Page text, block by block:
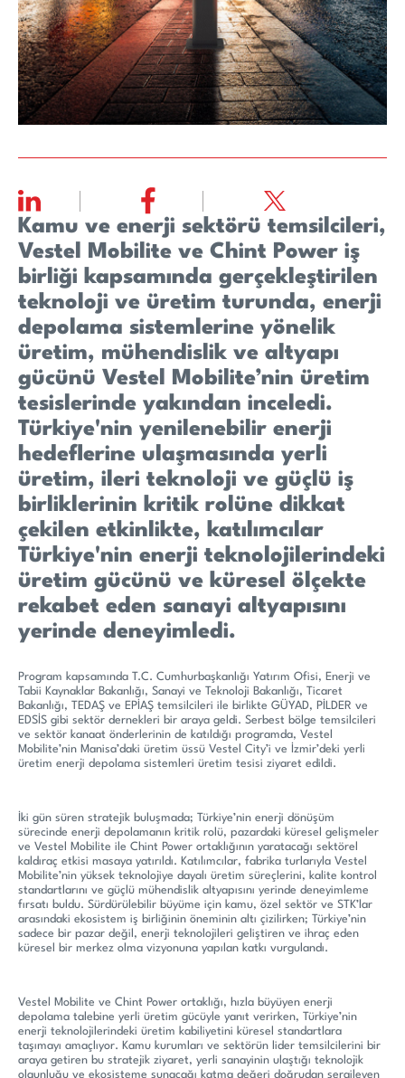
Kamu ve enerji sektörü temsilcileri,
Vestel Mobilite ve Chint Power iş
birliği kapsamında gerçekleştirilen
teknoloji ve üretim turunda, enerji
depolama sistemlerine yönelik
üretim, mühendislik ve altyapı
gücünü Vestel Mobilite’nin üretim
tesislerinde yakından inceledi.
Türkiye'nin yenilenebilir enerji
hedeflerine ulaşmasında yerli
üretim, ileri teknoloji ve güçlü iş
birliklerinin kritik rolüne dikkat
çekilen etkinlikte, katılımcılar
Türkiye'nin enerji teknolojilerindeki
üretim gücünü ve küresel ölçekte
rekabet eden sanayi altyapısını
yerinde deneyimledi.
Program kapsamında T.C. Cumhurbaşkanlığı Yatırım Ofisi, Enerji ve
Tabii Kaynaklar Bakanlığı, Sanayi ve Teknoloji Bakanlığı, Ticaret
Bakanlığı, TEDAŞ ve EPİAŞ temsilcileri ile birlikte GÜYAD, PİLDER ve
EDSİS gibi sektör dernekleri bir araya geldi. Serbest bölge temsilcileri
ve sektör kanaat önderlerinin de katıldığı programda, Vestel
Mobilite’nin Manisa’daki üretim üssü Vestel City’i ve İzmir’deki yerli
üretim enerji depolama sistemleri üretim tesisi ziyaret edildi.
İki gün süren stratejik buluşmada; Türkiye’nin enerji dönüşüm
sürecinde enerji depolamanın kritik rolü, pazardaki küresel gelişmeler
ve Vestel Mobilite ile Chint Power ortaklığının yaratacağı sektörel
kaldıraç etkisi masaya yatırıldı. Katılımcılar, fabrika turlarıyla Vestel
Mobilite’nin yüksek teknolojiye dayalı üretim süreçlerini, kalite kontrol
standartlarını ve güçlü mühendislik altyapısını yerinde deneyimleme
fırsatı buldu. Sürdürülebilir büyüme için kamu, özel sektör ve STK’lar
arasındaki ekosistem iş birliğinin öneminin altı çizilirken; Türkiye’nin
sadece bir pazar değil, enerji teknolojileri geliştiren ve ihraç eden
küresel bir merkez olma vizyonuna yapılan katkı vurgulandı.
Vestel Mobilite ve Chint Power ortaklığı, hızla büyüyen enerji
depolama talebine yerli üretim gücüyle yanıt verirken, Türkiye’nin
enerji teknolojilerindeki üretim kabiliyetini küresel standartlara
taşımayı amaçlıyor. Kamu kurumları ve sektörün lider temsilcilerini bir
araya getiren bu stratejik ziyaret, yerli sanayinin ulaştığı teknolojik
olgunluğu ve ekosisteme sunacağı katma değeri doğrudan sergileyen